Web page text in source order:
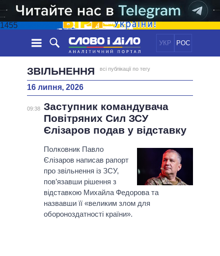
1455
УКР РОС
НОВИНИ
СТРІЧКА
ПОДІЇ
СТАТТІ
ДУМКИ
ОГЛЯДИ
ДАЙДЖЕСТИ
ЕКОНОМІКА
СУСПІЛЬСТВО
СВІТ
ПОЛIТИКИ
УСІ ПОЛІТИКИ
ПРЕЗИДЕНТ І ОФІС
ВЕРХОВНА РАДА
КАБІНЕТ МІНІСТРІВ
ГОЛОВИ ОБЛАДМІНІСТРАЦІЙ
МЕРИ МІСТ
ВСІ ПЕРСОНИ
ІНФОГРАФІКА
ПІДТРИМАТИ
ПОРІВНЯННЯ ПОЛІТИКІВ
ЗВІЛЬНЕННЯ всі публікації по тегу
16 липня, 2026
09:38 Заступник командувача
Повітряних Сил ЗСУ
Єлізаров подав у відставку
Полковник Павло
Єлізаров написав рапорт
про звільнення із ЗСУ,
пов’язавши рішення з
відставкою Михайла Федорова та
назвавши її «великим злом для
обороноздатності країни».